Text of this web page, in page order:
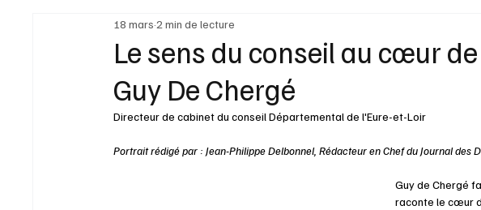
Nominations Entreprises
interview À la une des Départements
Baromètre
Le sens du conseil au cœur
Guy De Chergé
18 mars 2 min de lecture
Directeur de cabinet du conseil Départemental de l'Eure-et-Loir
Portrait rédigé par : Jean-Philippe Delbonnel, Rédacteur en Chef du Journal des
Guy de Chergé
raconte le cœur